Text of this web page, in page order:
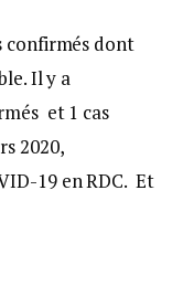
confirmés dont
Il y a
et 1 cas
2020,
19 en RDC. Et